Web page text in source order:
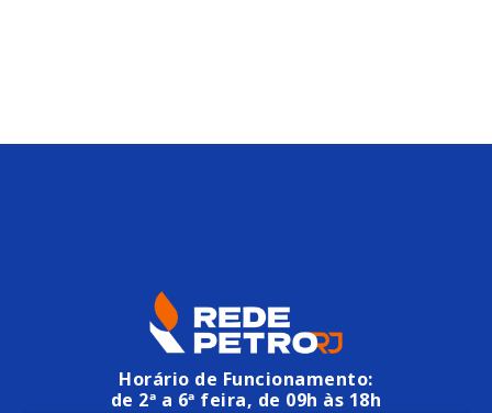
Horário de Funcionamento:
de 2ª a 6ª feira, de 09h às 18h